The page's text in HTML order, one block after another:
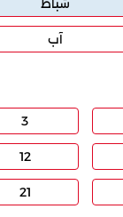
شباط
آب
3
12
21